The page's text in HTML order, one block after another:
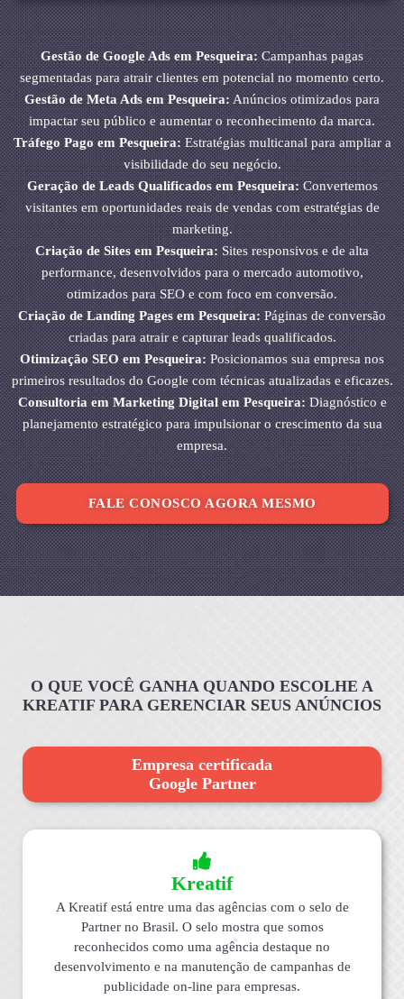
Gestão de Google Ads em Pesqueira:Campanhas pagas
segmentadas para atrair clientes em potencial no momento certo.
Gestão de Meta Ads em Pesqueira:Anúncios otimizados para
impactar seu público e aumentar o reconhecimento da marca.
Tráfego Pago em Pesqueira:Estratégias multicanal para ampliar a
visibilidade do seu negócio.
Geração de Leads Qualificados em Pesqueira:Convertemos
visitantes em oportunidades reais de vendas com estratégias de
marketing.
Criação de Sites em Pesqueira:Sites responsivos e de alta
performance, desenvolvidos para o mercado automotivo,
otimizados para SEO e com foco em conversão.
Criação de Landing Pages em Pesqueira:Páginas de conversão
criadas para atrair e capturar leads qualificados.
Otimização SEO em Pesqueira:Posicionamos sua empresa nos
primeiros resultados do Google com técnicas atualizadas e eficazes.
Consultoria em Marketing Digital em Pesqueira:Diagnóstico e
planejamento estratégico para impulsionar o crescimento da sua
empresa.
FALE CONOSCO AGORA MESMO
O QUE VOCÊ GANHA QUANDO ESCOLHE A
KREATIF PARA GERENCIAR SEUS ANÚNCIOS
Empresa certificada
Google Partner
Kreatif
A Kreatif está entre uma das agências com o selo de
Partner no Brasil. O selo mostra que somos
reconhecidos como uma agência destaque no
desenvolvimento e na manutenção de campanhas de
publicidade on-line para empresas.